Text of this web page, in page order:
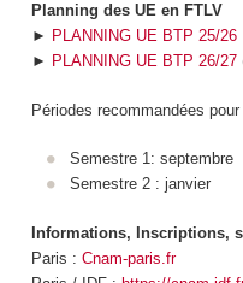
Planning des UE en FTLV
► PLANNING UE BTP 25/26
► PLANNING UE BTP 26/27
Périodes recommandées
Semestre 1: septembre
Semestre 2 : janvier
Informations, Inscriptions,
Paris : Cnam-paris.fr